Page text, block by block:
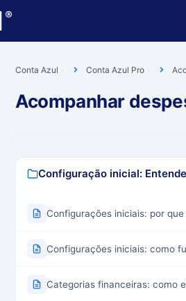
Conta Azul Conta Azul Pro
Acompanhar
Configuração inicial:
Configurações iniciais: por
Configurações iniciais: como
Categorias financeiras: como